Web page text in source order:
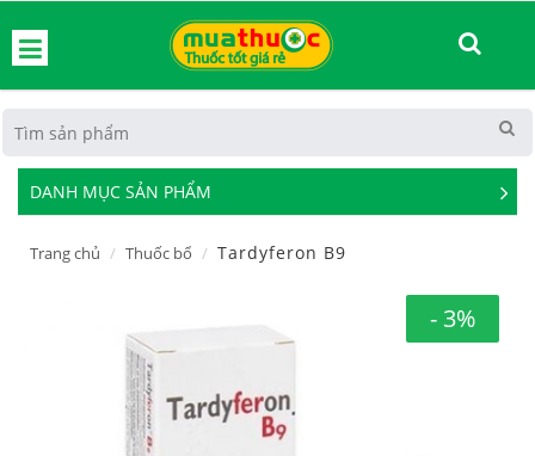
DANH MỤC SẢN PHẨM
See
Trang chủ Thuốc bổ Tardyferon B9
- 3%